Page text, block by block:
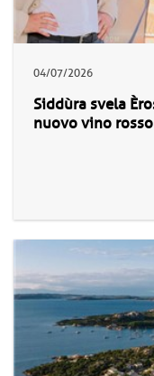
04/07/2026
Siddùra svela
nuovo vino